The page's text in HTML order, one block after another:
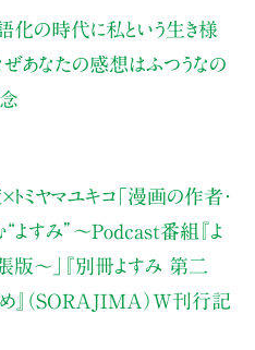
語化の時代に私という生き様
ぜあなたの感想はふつうなの
ミヤマユキコ「漫画の作者・
よすみ” 〜Podcast番組『よ
〜」
『別冊よすみ 第二
め』（SORAJIMA）W刊行記